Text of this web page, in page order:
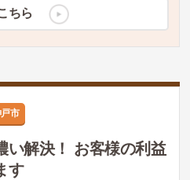
ちら
市
い解決！ お客様の利益
す